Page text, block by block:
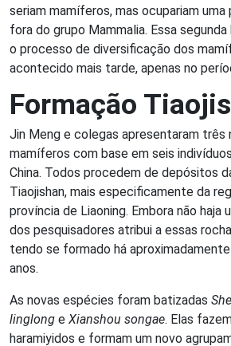
seriam mamíferos, mas ocupariam uma
fora do grupo Mammalia. Essa
o processo de diversificação dos
acontecido mais tarde, apenas no
Formação
Jin Meng e colegas apresentaram três
mamíferos com base em seis
China. Todos procedem de depósitos
Tiaojishan, mais especificamente da
província de Liaoning. Embora não haja
dos pesquisadores atribui a essas
tendo se formado há
anos.
As novas espécies foram batizadas
linglong e Xianshou songae. Elas
haramiyidos e formam um novo